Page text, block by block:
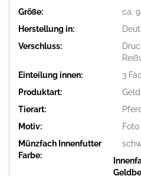
Größe:
ca.
Herstellung in:
Verschluss:
Einteilung innen:
3
Produktart:
Tierart:
Motiv:
Foto
Münzfach Innenfutter
Farbe: